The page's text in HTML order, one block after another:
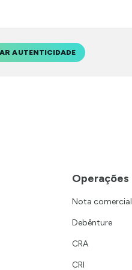
AUTENTICIDADE
Operações
Nota comercial
Debênture
CRA
CRI